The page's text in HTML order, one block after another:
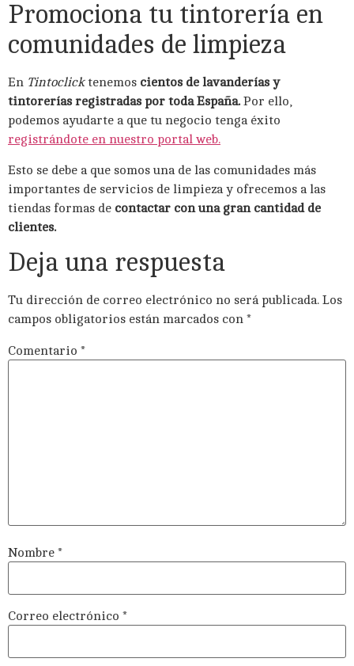
Promociona tu tintorería en
comunidades de limpieza
En Tintoclicktenemos cientos de lavanderías y
tintorerías registradas por toda España. Por ello,
podemos ayudarte a que tu negocio tenga éxito
registrándote en nuestro portal web.
Esto se debe a que somos una de las comunidades más
importantes de servicios de limpieza y ofrecemos a las
tiendas formas de contactar con una gran cantidad de
clientes.
Deja una respuesta
Tu dirección de correo electrónico no será publicada. Los
campos obligatorios están marcados con *
Comentario *
Nombre *
Correo electrónico *